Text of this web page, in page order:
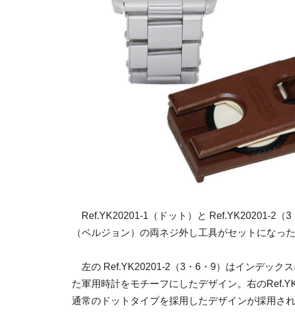
Ref.YK20201-1（ドット）と Ref.YK20201-2（3
（ベルジョン）の両ネジ外し工具がセットになっ
左の Ref.YK20201-2（3・6・9）はインデック
た軍用時計をモチーフにしたデザイン。右の
通常のドットタイプを採用したデザインが採用され